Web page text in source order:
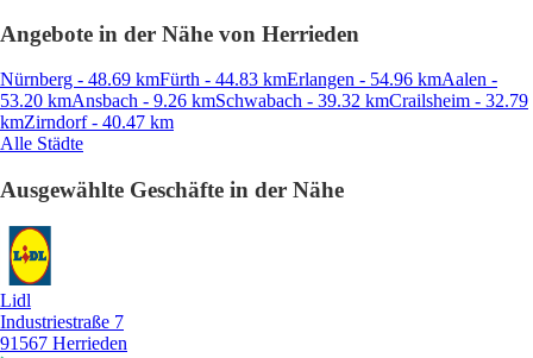
Angebote in der Nähe von Herrieden
Nürnberg - 48.69 kmFürth - 44.83 kmErlangen - 54.96 kmAalen -
53.20 kmAnsbach - 9.26 kmSchwabach - 39.32 kmCrailsheim - 32.79
kmZirndorf - 40.47 km
Alle Städte
Ausgewählte Geschäfte in der Nähe
Lidl
Industriestraße 7
91567 Herrieden